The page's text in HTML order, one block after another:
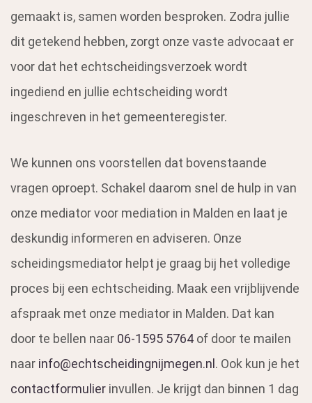
gemaakt is, samen worden besproken. Zodra jullie
dit getekend hebben, zorgt onze vaste advocaat er
voor dat het echtscheidingsverzoek wordt
ingediend en jullie echtscheiding wordt
ingeschreven in het gemeenteregister.
We kunnen ons voorstellen dat bovenstaande
vragen oproept. Schakel daarom snel de hulp in van
onze mediator voor mediation in Malden en laat je
deskundig informeren en adviseren. Onze
scheidingsmediator helpt je graag bij het volledige
proces bij een echtscheiding. Maak een vrijblijvende
afspraak met onze mediator in Malden. Dat kan
door te bellen naar 06-1595 5764 of door te mailen
naar info@echtscheidingnijmegen.nl . Ook kun je het
contactformulier invullen. Je krijgt dan binnen 1 dag